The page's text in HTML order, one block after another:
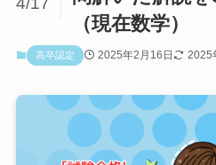
（現在数学）
高卒認定 2025年2月16日 2025